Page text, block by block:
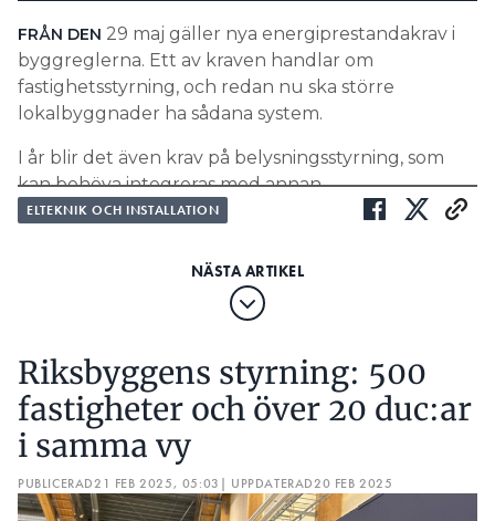
FRÅN DEN 29 maj gäller nya energiprestandakrav i
byggreglerna. Ett av kraven handlar om
fastighetsstyrning, och redan nu ska större
lokalbyggnader ha sådana system.
I år blir det även krav på belysningsstyrning, som
kan behöva integreras med annan
fastighetsstyrning.
”I dag sitter ofta flera givare i taket
på kontor – en för närvaro som styr
ventilation, en för koldioxid och en
för belysning. I många fall skulle det
räcka med en givare, i stället för
tre.”
BJÖRN JOHANSSON, EL & LJUSTEKNIK I SKÅNE
LÄS OCKSÅ:
ELTEKNIK OCH INSTALLATION
Riksbyggens styrning: 500
fastigheter och över 20 duc:ar
i samma vy
PUBLICERAD21 FEB 2025, 05:03 | UPPDATERAD20 FEB 2025